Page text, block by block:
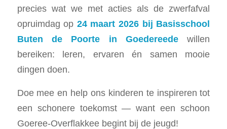
precies wat we met acties als de zwerfafval
opruimdag op 24 maart 2026 bij Basisschool
Buten de Poorte in Goedereede willen
bereiken: leren, ervaren én samen mooie
dingen doen.
Doe mee en help ons kinderen te inspireren tot
een schonere toekomst — want een schoon
Goeree‑Overflakkee begint bij de jeugd!